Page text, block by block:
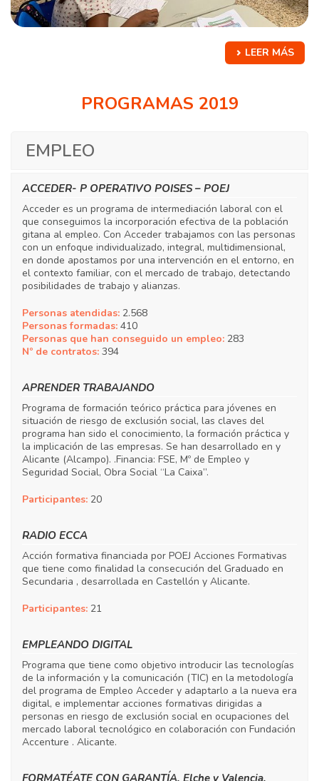
LEER MÁS
PROGRAMAS 2019
EMPLEO
ACCEDER- P OPERATIVO POISES – POEJ
Acceder es un programa de intermediación laboral con el
que conseguimos la incorporación efectiva de la población
gitana al empleo. Con Acceder trabajamos con las personas
con un enfoque individualizado, integral, multidimensional,
en donde apostamos por una intervención en el entorno, en
el contexto familiar, con el mercado de trabajo, detectando
posibilidades de trabajo y alianzas.
Personas atendidas: 2.568
Personas formadas: 410
Personas que han conseguido un empleo: 283
Nº de contratos: 394
APRENDER TRABAJANDO
Programa de formación teórico práctica para jóvenes en
situación de riesgo de exclusión social, las claves del
programa han sido el conocimiento, la formación práctica y
la implicación de las empresas. Se han desarrollado en y
Alicante (Alcampo). .Financia: FSE, Mº de Empleo y
Seguridad Social, Obra Social “La Caixa”.
Participantes: 20
RADIO ECCA
Acción formativa financiada por POEJ Acciones Formativas
que tiene como finalidad la consecución del Graduado en
Secundaria , desarrollada en Castellón y Alicante.
Participantes: 21
EMPLEANDO DIGITAL
Programa que tiene como objetivo introducir las tecnologías
de la información y la comunicación (TIC) en la metodología
del programa de Empleo Acceder y adaptarlo a la nueva era
digital, e implementar acciones formativas dirigidas a
personas en riesgo de exclusión social en ocupaciones del
mercado laboral tecnológico en colaboración con Fundación
Accenture . Alicante.
FORMATÉATE CON GARANTÍA. Elche y Valencia.